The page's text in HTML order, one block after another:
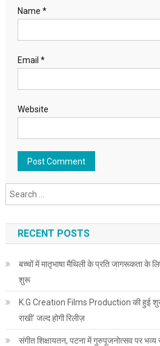
Name *
Email *
Website
RECENT POSTS
बच्चों में मातृभाषा मैथिली के प्रति जागरूकता के
शुरू
K.G Creation Films Production की हुई
राखी’ जल्द होगी रिलीज़
संगीत शिक्षायतन, पटना में गुरुपूजनोत्सव पर